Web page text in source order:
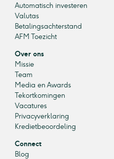
Automatisch investeren
Valutas
Betalingsachterstand
AFM Toezicht
Over ons
Missie
Team
Media en Awards
Tekortkomingen
Vacatures
Privacyverklaring
Kredietbeoordeling
Connect
Blog